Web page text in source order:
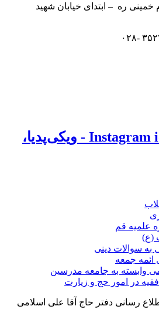
خمینی ره – ابتدای خیابان شهید
علمیه قم
(ع)
به سوالات دینی
ائمه جمعه
وابسته به جامعه مدرسین
در امور حج و زیارت
رسانی دفتر حاج آقا علی اسلامی